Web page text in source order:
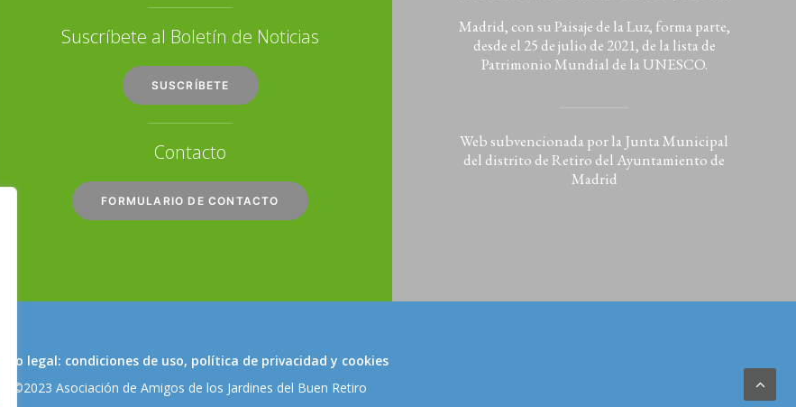
Suscríbete al Boletín de Noticias
SUSCRÍBETE
Contacto
FORMULARIO DE CONTACTO
Madrid, con su Paisaje de la Luz, forma parte,
desde el 25 de julio de 2021, de la lista de
Patrimonio Mundial de la UNESCO.
Web subvencionada por la Junta Municipal
del distrito de Retiro del Ayuntamiento de
Madrid
legal: condiciones de uso, política de privacidad y cookies
©2023 Asociación de Amigos de los Jardines del Buen Retiro